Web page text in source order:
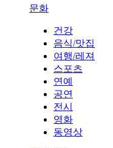
문화
건강
음식/맛집
여행/레져
스포츠
연예
공연
전시
영화
동영상